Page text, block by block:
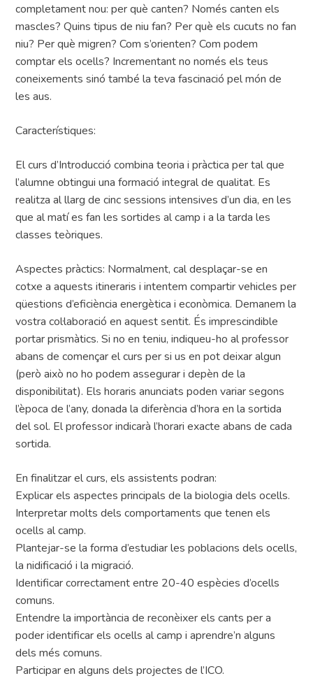
completament nou: per què canten? Només canten els
mascles? Quins tipus de niu fan? Per què els cucuts no fan
niu? Per què migren? Com s’orienten? Com podem
comptar els ocells? Incrementant no només els teus
coneixements sinó també la teva fascinació pel món de
les aus.
Característiques:
El curs d’Introducció combina teoria i pràctica per tal que
l’alumne obtingui una formació integral de qualitat. Es
realitza al llarg de cinc sessions intensives d’un dia, en les
que al matí es fan les sortides al camp i a la tarda les
classes teòriques.
Aspectes pràctics: Normalment, cal desplaçar-se en
cotxe a aquests itineraris i intentem compartir vehicles per
qüestions d’eficiència energètica i econòmica. Demanem la
vostra col·laboració en aquest sentit. És imprescindible
portar prismàtics. Si no en teniu, indiqueu-ho al professor
abans de començar el curs per si us en pot deixar algun
(però això no ho podem assegurar i depèn de la
disponibilitat). Els horaris anunciats poden variar segons
l’època de l’any, donada la diferència d’hora en la sortida
del sol. El professor indicarà l’horari exacte abans de cada
sortida.
En finalitzar el curs, els assistents podran:
Explicar els aspectes principals de la biologia dels ocells.
Interpretar molts dels comportaments que tenen els
ocells al camp.
Plantejar-se la forma d’estudiar les poblacions dels ocells,
la nidificació i la migració.
Identificar correctament entre 20-40 espècies d’ocells
comuns.
Entendre la importància de reconèixer els cants per a
poder identificar els ocells al camp i aprendre’n alguns
dels més comuns.
Participar en alguns dels projectes de l’ICO.